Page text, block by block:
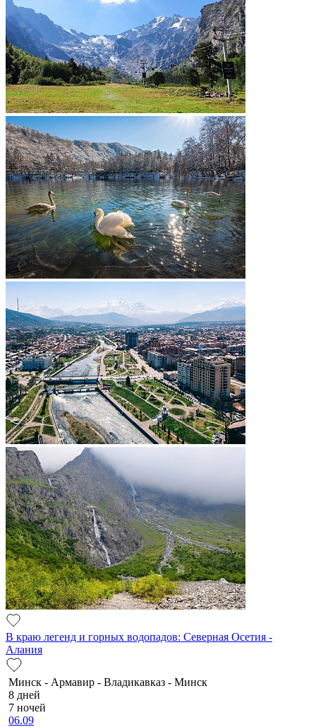
В краю легенд и горных водопадов: Северная Осетия -
Алания
Минск - Армавир - Владикавказ - Минск
8 дней
7 ночей
06.09